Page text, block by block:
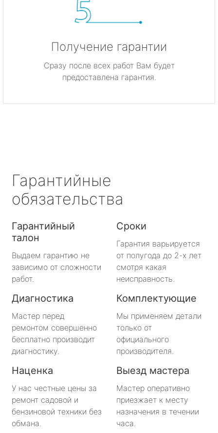
Получение гарантии
Сразу после всех работ Вам будет
предоставлена гарантия.
Гарантийные
обязательства
Гарантийный
талон
Выдаем гарантию не
зависимо от сложности
работ.
Сроки
Гарантия варьируется
от полугода до 2-х лет
смотря какая
неисправность.
Диагностика
Мастер перед
ремонтом совершенно
бесплатно производит
диагностику.
Комплектующие
Мы применяем детали
только от
официального
производителя.
Наценка
У нас честные цены за
ремонт садовой и
бензиновой техники без
обмана.
Выезд мастера
Мастер оперативно
приезжает к месту
назначения в течении
часа.